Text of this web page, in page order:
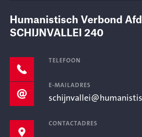
Humanistisch Verbond
SCHIJNVALLEI 240
TELEFOON
E-MAILADRES
CONTACTADRES